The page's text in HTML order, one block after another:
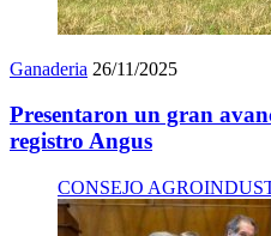
Ganaderia 26/11/2025
Presentaron un gran
registro Angus
CONSEJO